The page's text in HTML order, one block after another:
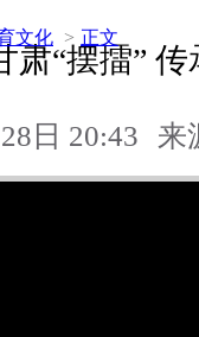
文化 > 正文
肃“摆擂”
日 20:43 来